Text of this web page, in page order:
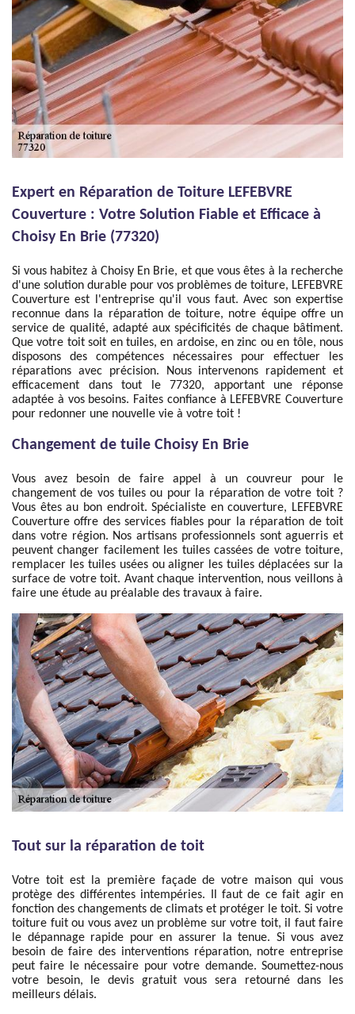
Expert en Réparation de Toiture LEFEBVRE
Couverture : Votre Solution Fiable et Efficace à
Choisy En Brie (77320)
Si vous habitez à Choisy En Brie, et que vous êtes à la recherche
d'une solution durable pour vos problèmes de toiture, LEFEBVRE
Couverture est l'entreprise qu'il vous faut. Avec son expertise
reconnue dans la réparation de toiture, notre équipe offre un
service de qualité, adapté aux spécificités de chaque bâtiment.
Que votre toit soit en tuiles, en ardoise, en zinc ou en tôle, nous
disposons des compétences nécessaires pour effectuer les
réparations avec précision. Nous intervenons rapidement et
efficacement dans tout le 77320, apportant une réponse
adaptée à vos besoins. Faites confiance à LEFEBVRE Couverture
pour redonner une nouvelle vie à votre toit !
Changement de tuile Choisy En Brie
Vous avez besoin de faire appel à un couvreur pour le
changement de vos tuiles ou pour la réparation de votre toit ?
Vous êtes au bon endroit. Spécialiste en couverture, LEFEBVRE
Couverture offre des services fiables pour la réparation de toit
dans votre région. Nos artisans professionnels sont aguerris et
peuvent changer facilement les tuiles cassées de votre toiture,
remplacer les tuiles usées ou aligner les tuiles déplacées sur la
surface de votre toit. Avant chaque intervention, nous veillons à
faire une étude au préalable des travaux à faire.
Tout sur la réparation de toit
Votre toit est la première façade de votre maison qui vous
protège des différentes intempéries. Il faut de ce fait agir en
fonction des changements de climats et protéger le toit. Si votre
toiture fuit ou vous avez un problème sur votre toit, il faut faire
le dépannage rapide pour en assurer la tenue. Si vous avez
besoin de faire des interventions réparation, notre entreprise
peut faire le nécessaire pour votre demande. Soumettez-nous
votre besoin, le devis gratuit vous sera retourné dans les
meilleurs délais.